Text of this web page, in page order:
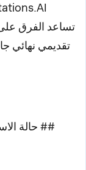
تساعد الفرق على
تقديمي نهائي
## حالة